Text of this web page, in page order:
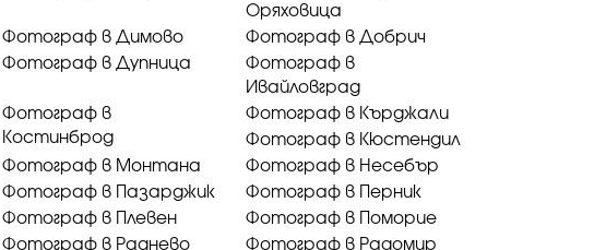
Оряховица
Фотограф в Димово
Фотограф в Добрич
Фотограф в Дупница
Фотограф в
Ивайловград
Фотограф в
Костинброд
Фотограф в Кърджали
Фотограф в Кюстендил
Фотограф в Монтана
Фотограф в Несебър
Фотограф в Пазарджик
Фотограф в Перник
Фотограф в Плевен
Фотограф в Поморие
Фотограф в Раднево
Фотограф в Радомир